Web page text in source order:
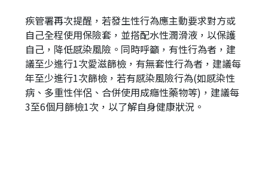
疾管署再次提醒，若發生性行為應主動要求對方或
自己全程使用保險套，並搭配水性潤滑液，以保護
自己，降低感染風險。同時呼籲，有性行為者，建
議至少進行1次愛滋篩檢，有無套性行為者，建議每
年至少進行1次篩檢，若有感染風險行為(如感染性
病、多重性伴侶、合併使用成癮性藥物等)，建議每
3至6個月篩檢1次，以了解自身健康狀況。